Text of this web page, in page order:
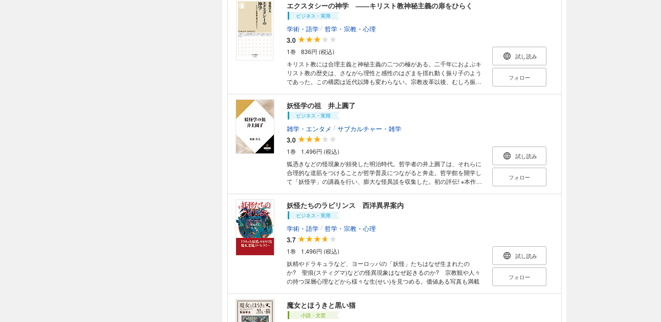
とイスラームを視野に入れ、より大きな広がりのなかで一神教の特質を把
握する。「聖戦」「不寛容」「平等」「福祉」「契約」などの題材にふれ
ながら、歴史に決定的な影響を与えた三宗教の連環を解き、一神教の光と
闇にせまる比較宗教学の入門書。
エクスタシーの神学 ――キリスト教神秘主義の扉をひらく
ビジネス・実用
学術・語学 / 哲学・宗教・心理
3.0
1巻
836円 (税込)
キリスト教には合理主義と神秘主義の二つの極がある。二千年におよぶキ
リスト教の歴史は、さながら理性と感性のはざまを揺れ動く振り子のよう
であった。この構図は近代以降も変わらない。宗教改革以後、むしろ振り
ルギーを吸収した。本書では、キリスト教における神秘主義の思想を、
「エクスタシー」という視点から読み解いていく。ギリシア時代に水源を
もち、ヨーロッパ思想の伏流水であるカトリック神秘神学を俯瞰し、キリ
スト教の本質に肉薄する危険な書。
試し読み
フォロー
妖怪学の祖 井上圓了
ビジネス・実用
雑学・エンタメ / サブカルチャー・雑学
3.0
1巻
1,496円 (税込)
狐憑きなどの怪現象が頻発した明治時代。哲学者の井上圓了は、それらに
合理的な道筋をつけることが哲学普及につながると奔走。哲学館を開学し
て「妖怪学」の講義を行い、膨大な怪異談を収集した。初の評伝! ※本作品
試し読み
フォロー
妖怪たちのラビリンス 西洋異界案内
ビジネス・実用
学術・語学 / 哲学・宗教・心理
3.7
1巻
1,496円 (税込)
妖精やドラキュラなど、ヨーロッパの「妖怪」たちはなぜ生まれたの
か? 聖痕(スティグマ)などの怪異現象はなぜ起きるのか? 宗教観や人々
の持つ深層心理などから様々な生(せい)を見つめる。価値ある写真も満載
試し読み
フォロー
魔女とほうきと黒い猫
小説・文芸